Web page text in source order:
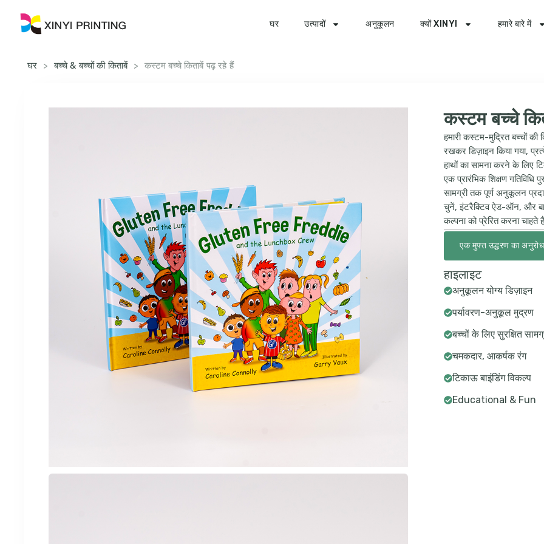
घर उत्पादों अनुकूलन क्यों XINYI हमारे बारे में
घर > बच्चे & बच्चों की किताबें > कस्टम बच्चे किताबें पढ़ रहे हैं
कस्टम बच्चे
हमारी कस्टम-मुद्रित बच्चों की
रखकर डिज़ाइन किया गया,
हाथों का सामना करने के लिए
एक प्रारंभिक शिक्षण
सामग्री तक पूर्ण अनुकूलन
चुनें, इंटरैक्टिव ऐड-ऑन, और
कल्पना को प्रेरित करना चाहते
एक मुफ्त उद्धरण का
हाइलाइट
अनुकूलन योग्य डिज़ाइन
पर्यावरण-अनुकूल मुद्रण
बच्चों के लिए सुरक्षित
चमकदार, आकर्षक रंग
टिकाऊ बाइंडिंग विकल्प
Educational & Fun